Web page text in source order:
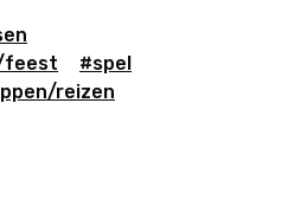
feest
#spel
reizen